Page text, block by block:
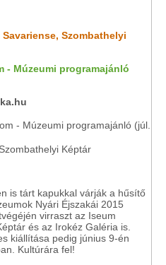
Szombathelyi
- Múzeumi programajánló
Képtár
is tárt kapukkal várják a hűsítő
Nyári Éjszakái 2015
virraszt az Iseum
és az Irokéz Galéria is.
kiállítása pedig június 9-én
Kultúrára fel!